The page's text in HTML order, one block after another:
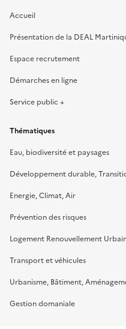
Accueil
Présentation de la DEAL
Espace recrutement
Démarches en ligne
Service public +
Thématiques
Eau, biodiversité et paysages
Développement durable,
Energie, Climat, Air
Prévention des risques
Logement Renouvellement
Transport et véhicules
Urbanisme, Bâtiment,
Gestion domaniale